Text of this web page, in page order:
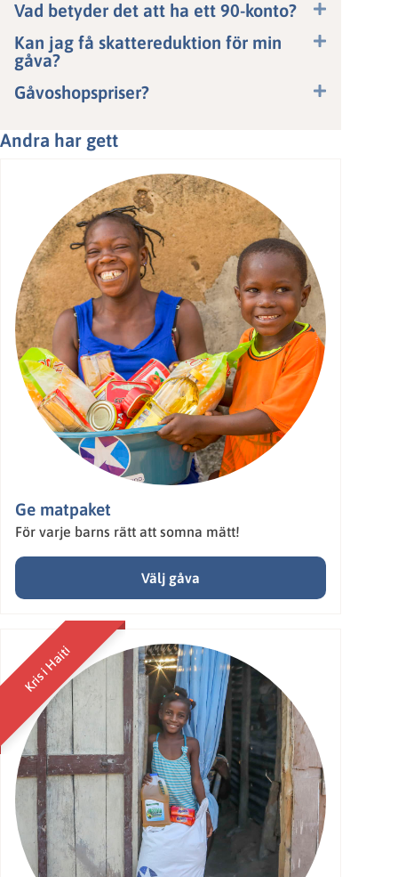
Vad betyder det att ha ett 90-konto?
Kan jag få skattereduktion för min
gåva?
Gåvoshopspriser?
Andra har gett
Ge matpaket
För varje barns rätt att somna mätt!
Välj gåva
Kris i Haiti